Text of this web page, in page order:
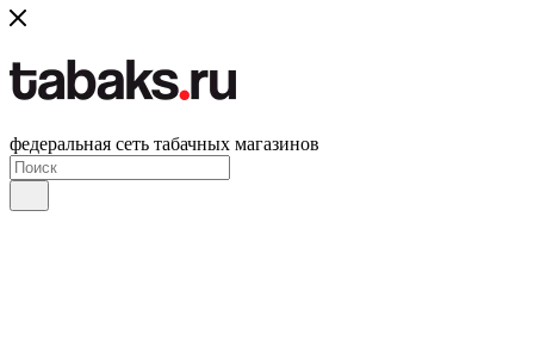
федеральная сеть табачных магазинов